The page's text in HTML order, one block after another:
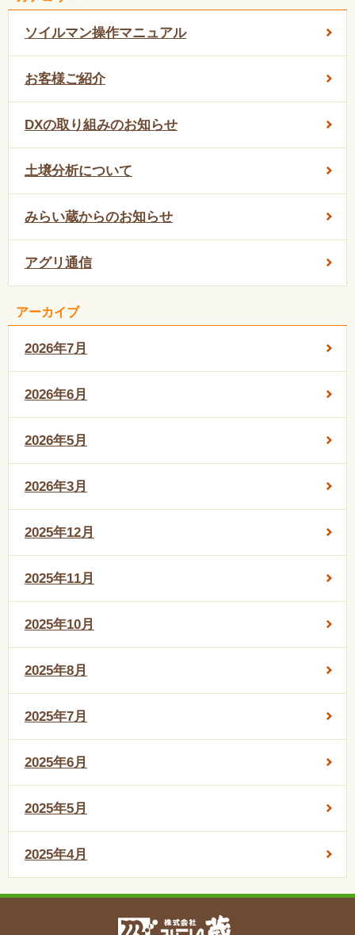
ソイルマン操作マニュアル
お客様ご紹介
DXの取り組みのお知らせ
土壌分析について
みらい蔵からのお知らせ
アグリ通信
アーカイブ
2026年7月
2026年6月
2026年5月
2026年3月
2025年12月
2025年11月
2025年10月
2025年8月
2025年7月
2025年6月
2025年5月
2025年4月